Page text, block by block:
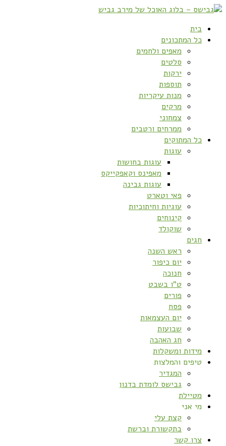
בית
כל המתכונים
מאפים ולחמים
סלטים
ירקות
תוספות
מנות עיקריות
מרקים
צמחוני
ממרחים ורטבים
כל המתוקים
עוגות
עוגות בחושות
מאפינס וקאפקייקס
עוגות גבינה
פאי וטארט
עוגיות וחיתוכיות
קינוחים
שוקולד
חגים
ראש השנה
יום כיפור
חנוכה
ט”ו בשבט
פורים
פסח
יום העצמאות
שבועות
חג האהבה
מידות ומשקלות
טיפים והמלצות
המגדיר
גבישס לומדת בדנון
מטיילת
מי אני
קצת עלי
בתקשורת וברשת
צרו קשר